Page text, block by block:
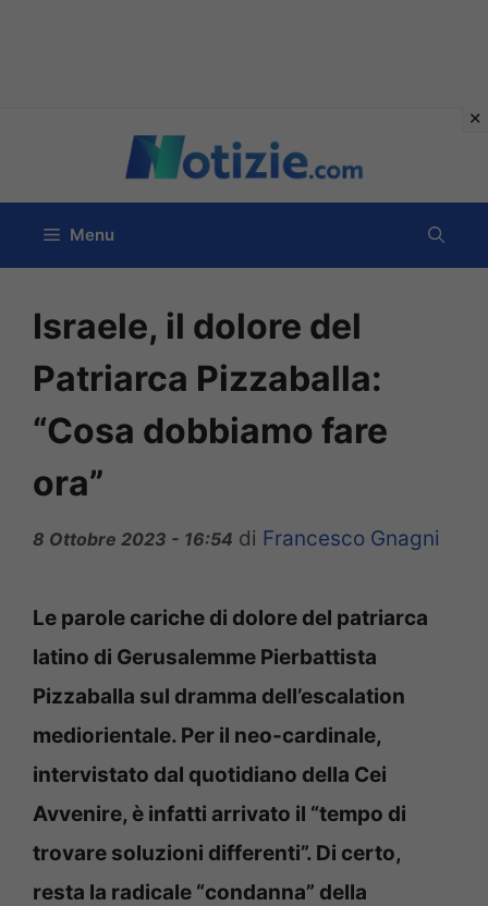
contenuto
Menu
Israele, il dolore del
Patriarca Pizzaballa:
“Cosa dobbiamo fare
ora”
8 Ottobre 2023 - 16:54 di Francesco Gnagni
Le parole cariche di dolore del patriarca
latino di Gerusalemme Pierbattista
Pizzaballa sul dramma dell’escalation
mediorientale. Per il neo-cardinale,
intervistato dal quotidiano della Cei
Avvenire, è infatti arrivato il “tempo di
trovare soluzioni differenti”. Di certo,
resta la radicale “condanna” della